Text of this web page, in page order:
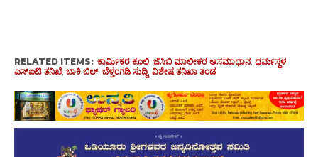
RELATED ITEMS: ಕಾರ್ಮಿಕರ ಕೂಲಿ, ಜೆಸಿಬಿ ಮಾಲೀಕರ ಅಸಮಾಧಾನ, ಧರ್ಮಸ್ಥಳ
ಎಸ್‌ಐಟಿ ತನಿಖೆ, ಬಾಕಿ ಬಿಲ್, ಬೆಳ್ತಂಗಡಿ ಸುದ್ದಿ, ವಿಶೇಷ ತನಿಖಾ ತಂಡ